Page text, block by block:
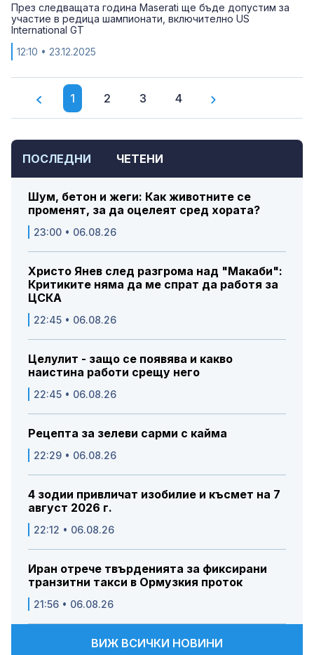
През следващата година Maserati ще бъде допустим за
участие в редица шампионати, включително US
International GT
12:10 • 23.12.2025
1 2 3 4
ПОСЛЕДНИ ЧЕТЕНИ
Шум, бетон и жеги: Как животните се
променят, за да оцелеят сред хората?
23:00 • 06.08.26
Христо Янев след разгрома над "Макаби":
Критиките няма да ме спрат да работя за
ЦСКА
22:45 • 06.08.26
Целулит - защо се появява и какво
наистина работи срещу него
22:45 • 06.08.26
Рецепта за зелеви сарми с кайма
22:29 • 06.08.26
4 зодии привличат изобилие и късмет на 7
август 2026 г.
22:12 • 06.08.26
Иран отрече твърденията за фиксирани
транзитни такси в Ормузкия проток
21:56 • 06.08.26
ВИЖ ВСИЧКИ НОВИНИ